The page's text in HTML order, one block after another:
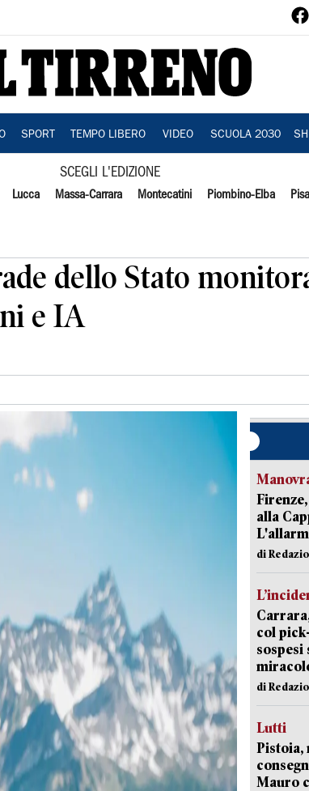
SPORT TEMPO LIBERO VIDEO SCUOLA 2030
SCEGLI L'EDIZIONE
Lucca Massa-Carrara Montecatini Piombino-Elba Pisa
dello Stato
e IA
alla
di
col
sospesi
di
Lutti
Pistoia,
Mauro